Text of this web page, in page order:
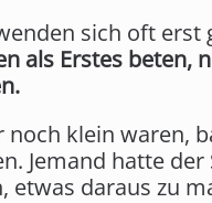
sich oft
als Erstes beten,
noch klein waren,
Jemand hatte
etwas daraus zu